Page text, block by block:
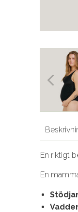
En riktigt
En